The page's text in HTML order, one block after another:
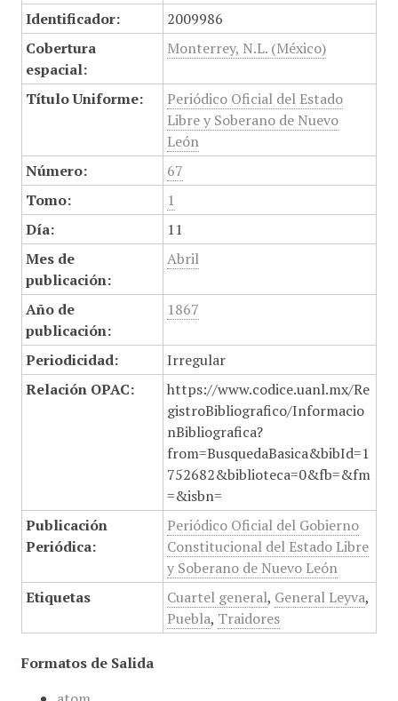
Identificador:
2009986
Cobertura
espacial:
Monterrey, N.L. (México)
Título Uniforme:
Periódico Oficial del Estado
Libre y Soberano de Nuevo
León
Número:
67
Tomo:
1
Día:
11
Mes de
publicación:
Abril
Año de
publicación:
1867
Periodicidad:
Irregular
Relación OPAC:
https://www.codice.uanl.mx/Re
gistroBibliografico/Informacio
nBibliografica?
from=BusquedaBasica&bibId=1
752682&biblioteca=0&fb=&fm
=&isbn=
Publicación
Periódica:
Periódico Oficial del Gobierno
Constitucional del Estado Libre
y Soberano de Nuevo León
Etiquetas
Cuartel general, General Leyva,
Puebla, Traidores
Formatos de Salida